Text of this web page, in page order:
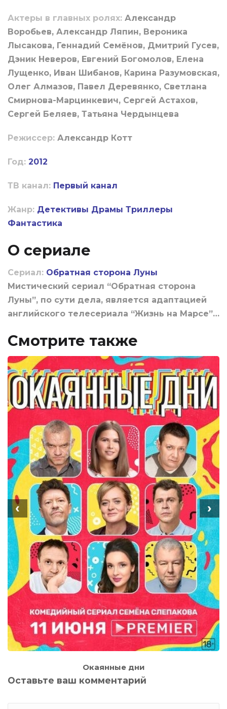
Актеры в главных ролях: Александр
Воробьев, Александр Ляпин, Вероника
Лысакова, Геннадий Семёнов, Дмитрий Гусев,
Дэник Неверов, Евгений Богомолов, Елена
Лущенко, Иван Шибанов, Карина Разумовская,
Олег Алмазов, Павел Деревянко, Светлана
Смирнова-Марцинкевич, Сергей Астахов,
Сергей Беляев, Татьяна Чердынцева
Режиссер: Александр Котт
Год: 2012
ТВ канал: Первый канал
Жанр: Детективы Драмы Триллеры
Фантастика
О сериале
Сериал: Обратная сторона Луны
Мистический сериал “Обратная сторона
Луны”, по сути дела, является адаптацией
английского телесериала “Жизнь на Марсе”…
Смотрите также
Окаянные дни
‹ ›
Оставьте ваш комментарий